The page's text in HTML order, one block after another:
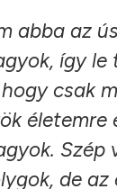
abba az
így
csak
de